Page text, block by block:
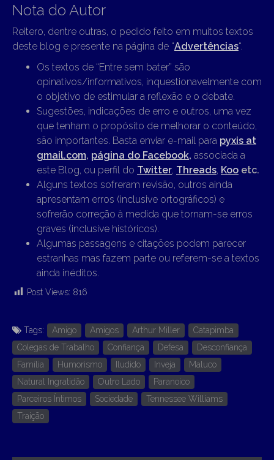
Nota do Autor
Reitero, dentre outras, o pedido feito em muitos textos
deste blog e presente na página de “Advertências“.
Os textos de “Entre sem bater” são
opinativos/informativos, inquestionavelmente com
o objetivo de estimular a reflexão e o debate.
Sugestões, indicações de erro e outros, uma vez
que tenham o propósito de melhorar o conteúdo,
são importantes. Basta enviar e-mail para pyxis at
gmail.com, página do Facebook, associada a
este Blog, ou perfil do Twitter, Threads, Koo etc.
Alguns textos sofreram revisão, outros ainda
apresentam erros (inclusive ortográficos) e
sofrerão correção à medida que tornam-se erros
graves (inclusive históricos).
Algumas passagens e citações podem parecer
estranhas mas fazem parte ou referem-se a textos
ainda inéditos.
Post Views: 816
Tags: Amigo Amigos Arthur Miller
Catapimba
Colegas de Trabalho
Confiança Defesa
Desconfiança
Família
Humorismo Iludido Inveja
Maluco
Natural Ingratidão
Outro Lado
Paranoico
Parceiros Íntimos
Sociedade
Tennessee Williams
Traição